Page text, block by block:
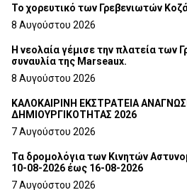
Το χορευτικό των Γρεβενιωτών
8 Αυγούστου 2026
Η νεολαία γέμισε την πλατεία των
συναυλία της Marseaux.
8 Αυγούστου 2026
ΚΑΛΟΚΑΙΡΙΝΗ ΕΚΣΤΡΑΤΕΙΑ
ΔΗΜΙΟΥΡΓΙΚΟΤΗΤΑΣ 2026
7 Αυγούστου 2026
Τα δρομολόγια των Κινητών
10-08-2026 έως 16-08-2026
7 Αυγούστου 2026